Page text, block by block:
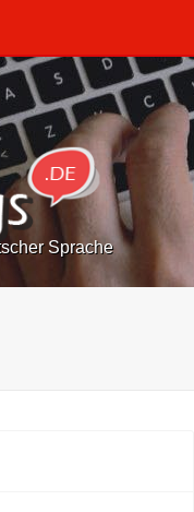
Sprache